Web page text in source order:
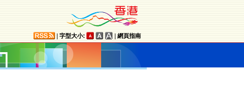
字型大小: 網頁指南